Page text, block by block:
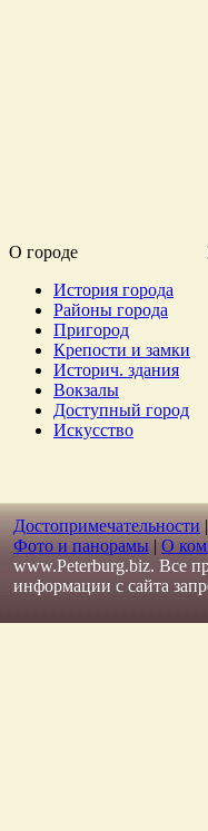
О городе
История города
Районы города
Пригород
Крепости и замки
Историч. здания
Вокзалы
Доступный город
Искусство
Достопримечательности |
Фото и панорамы | О
www.Peterburg.biz. Все
информации с сайта